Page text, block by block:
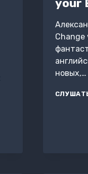
your
Сhange
новых,…